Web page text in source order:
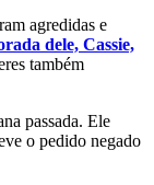
agredidas e
dele, Cassie,
também
passada. Ele
o pedido negado